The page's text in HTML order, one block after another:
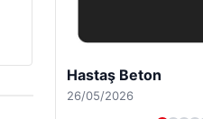
Prenses Night Club
29/04/2026